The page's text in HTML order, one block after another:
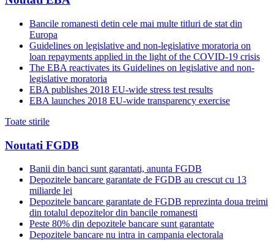
Bancile romanesti detin cele mai multe titluri de stat din
Europa
Guidelines on legislative and non-legislative moratoria on
loan repayments applied in the light of the COVID-19 crisis
The EBA reactivates its Guidelines on legislative and non-
legislative moratoria
EBA publishes 2018 EU-wide stress test results
EBA launches 2018 EU-wide transparency exercise
Toate stirile
Noutati FGDB
Banii din banci sunt garantati, anunta FGDB
Depozitele bancare garantate de FGDB au crescut cu 13
miliarde lei
Depozitele bancare garantate de FGDB reprezinta doua treimi
din totalul depozitelor din bancile romanesti
Peste 80% din depozitele bancare sunt garantate
Depozitele bancare nu intra in campania electorala